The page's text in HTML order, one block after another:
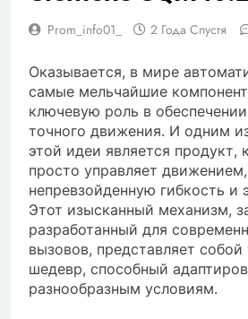
Prom_info01_ 2 Года Спустя
Оказывается, в мире
самые мельчайшие
ключевую роль в
точного движения. И одним
этой идеи является продукт,
просто управляет
непревзойденную гибкость и
Этот изысканный механизм,
разработанный для
вызовов, представляет собой
шедевр, способный
разнообразным условиям.